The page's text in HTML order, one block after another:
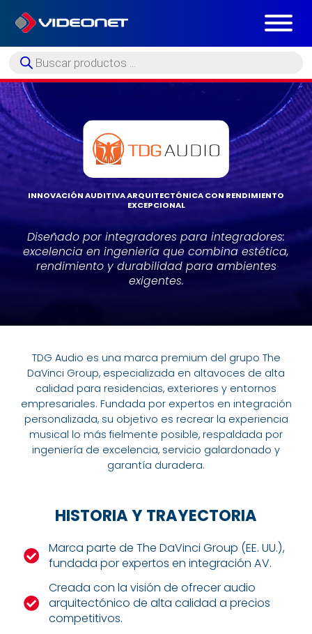
Búsqueda
de
INNOVACIÓN AUDITIVA ARQUITECTÓNICA CON RENDIMIENTO
EXCEPCIONAL
Diseñado por integradores para integradores:
excelencia en ingeniería que combina estética,
rendimiento y durabilidad para ambientes
exigentes.
TDG Audio es una marca premium del grupo The
DaVinci Group, especializada en altavoces de alta
calidad para residencias, exteriores y entornos
empresariales. Fundada por expertos en integración
personalizada, su objetivo es recrear la experiencia
musical lo más fielmente posible, respaldada por
ingeniería de excelencia, servicio galardonado y
garantía duradera.
HISTORIA Y TRAYECTORIA

Marca parte de The DaVinci Group (EE. UU.),
fundada por expertos en integración AV.

Creada con la visión de ofrecer audio
arquitectónico de alta calidad a precios
competitivos.